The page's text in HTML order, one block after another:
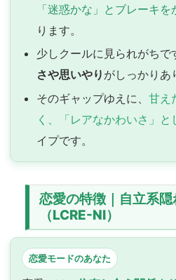
「迷惑かな」とブレーキ
ります。
少しクールに見られがちで
さや思いやり がしっかりあ
そのギャップゆえに、甘え
く、「レアなかわいさ」
イプです。
恋愛の特徴｜自立系
（LCRE-NI）
恋愛モードのあなた